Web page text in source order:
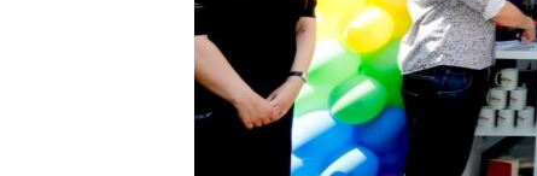
TRI DECENIJE OD RATA U BIH
NASTANAK I RASPAD JUGOSLAVIJE